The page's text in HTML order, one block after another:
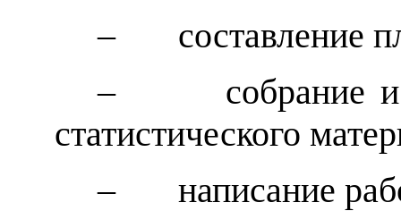
–
составление
–
собрание
статистического
–
написание